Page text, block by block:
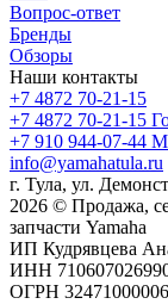
Вопрос-ответ
Бренды
Обзоры
Наши контакты
+7 4872 70-21-15
+7 4872 70-21-15
+7 910 944-07-44
info@yamahatula.ru
г. Тула, ул.
2026 © Продажа,
запчасти Yamaha
ИП Кудрявцева
ИНН
ОГРН